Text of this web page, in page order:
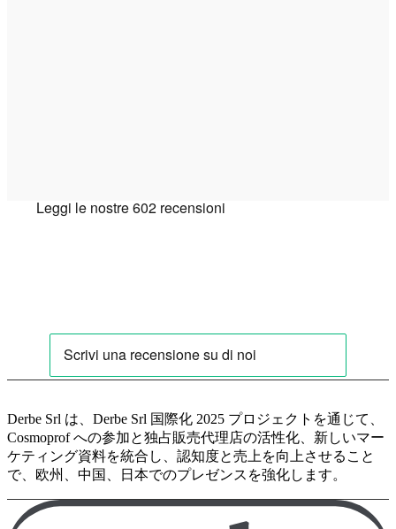
Derbe Srl は、Derbe Srl 国際化 2025 プロジェクトを通じて、
Cosmoprof への参加と独占販売代理店の活性化、新しいマー
ケティング資料を統合し、認知度と売上を向上させること
で、欧州、中国、日本でのプレゼンスを強化します。